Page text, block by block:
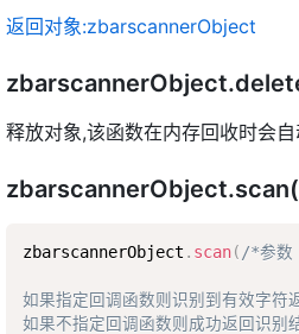
返回对象:zbarscannerObject
释放对象,该函数在内存回收时会
zbarscannerObject . scan( /*参数
如果指定回调函数则识别到有效
如果不指定回调函数则成功返回识